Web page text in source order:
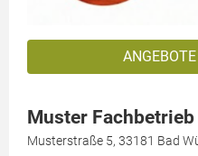
Muster
Musterstraße 5, 33181 Bad